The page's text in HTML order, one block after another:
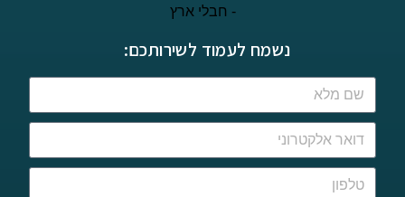
נשמח לעמוד לשירותכם: